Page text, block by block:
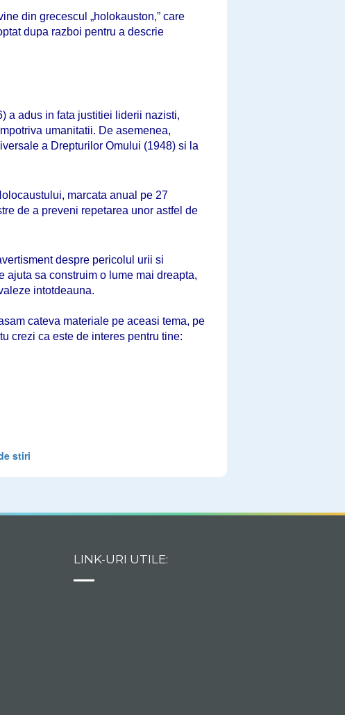
din grecescul „holokauston,” care
dupa razboi pentru a descrie
a adus in fata justitiei liderii nazisti,
umanitatii. De asemenea,
a Drepturilor Omului (1948) si la
marcata anual pe 27
de a preveni repetarea unor astfel de
despre pericolul urii si
ajuta sa construim o lume mai dreapta,
intotdeauna.
cateva materiale pe aceasi tema, pe
crezi ca este de interes pentru tine:
stiri
LINK-URI UTILE: